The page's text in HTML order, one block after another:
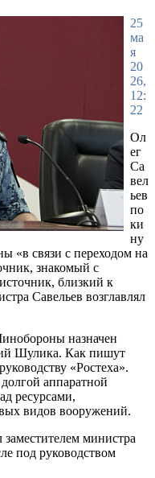
25
ма
я
20
26,
12:
22
Ол
ег
Са
вел
ьев
по
ки
ну
«в связи с переходом на
знакомый с
близкий к
Савельев возглавлял
назначен
Шулика. Как пишут
«Ростеха».
аппаратной
ресурсами,
видов вооружений.
министра
под руководством